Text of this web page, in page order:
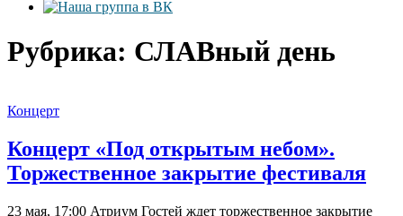
Рубрика: СЛАВный день
Концерт
Концерт «Под открытым небом».
Торжественное закрытие фестиваля
23 мая, 17:00 Атриум Гостей ждет торжественное закрытие